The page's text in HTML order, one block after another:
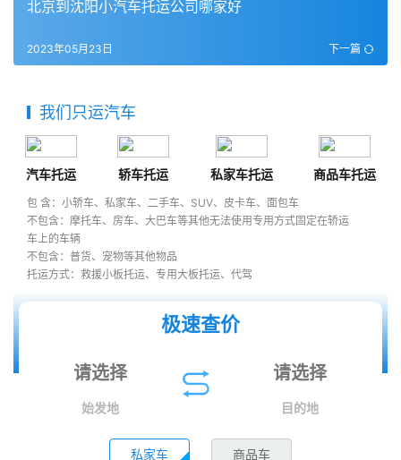
北京到沈阳小汽车托运公司哪家好
下一篇
2023年05月23日
我们只运汽车
汽车托运 轿车托运 私家车托运 商品车托运
包 含：小轿车、私家车、二手车、SUV、皮卡车、面包车
不包含：摩托车、房车、大巴车等其他无法使用专用方式固定在轿运
车上的车辆
不包含：普货、宠物等其他物品
托运方式：救援小板托运、专用大板托运、代驾
极速查价
始发地 目的地
私家车 商品车